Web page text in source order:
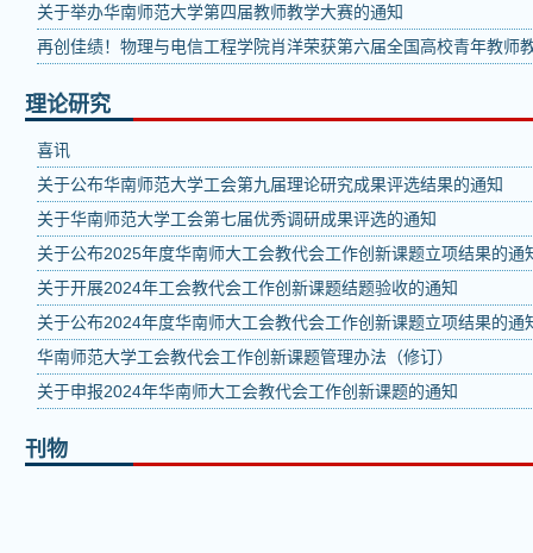
关于举办华南师范大学第四届教师教学大赛的通知
再创佳绩！物理与电信工程学院肖洋荣获第六届全国高校青年教师
理论研究
喜讯
关于公布华南师范大学工会第九届理论研究成果评选结果的通知
关于华南师范大学工会第七届优秀调研成果评选的通知
关于公布2025年度华南师大工会教代会工作创新课题立项结果的通
关于开展2024年工会教代会工作创新课题结题验收的通知
关于公布2024年度华南师大工会教代会工作创新课题立项结果的通
华南师范大学工会教代会工作创新课题管理办法（修订）
关于申报2024年华南师大工会教代会工作创新课题的通知
刊物